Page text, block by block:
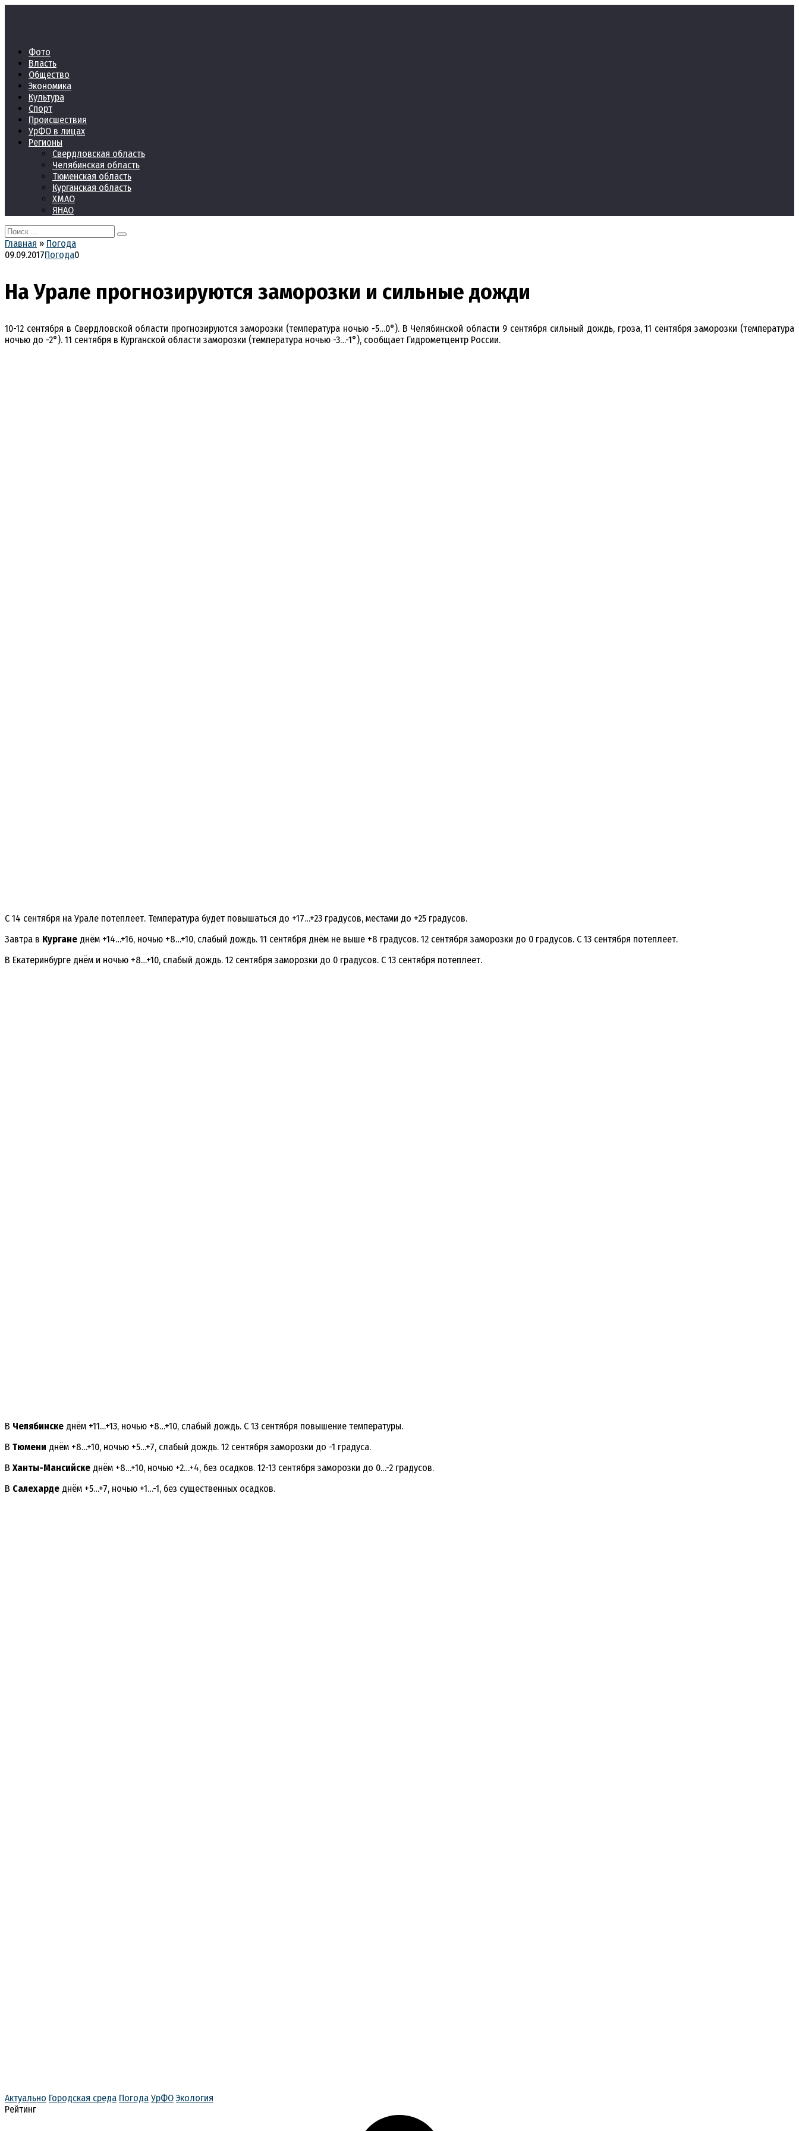
Фото
Власть
Общество
Экономика
Культура
Спорт
Происшествия
УрФО в лицах
Регионы
Свердловская область
Челябинская область
Тюменская область
Курганская область
ХМАО
ЯНАО
Search
for:
Главная » Погода
09.09.2017Погода0
На Урале прогнозируются заморозки и сильные дожди
10-12 сентября в Свердловской области прогнозируются заморозки (температура ночью -5…0°). В Челябинской области 9 сентября сильный дождь, гроза, 11 сентября заморозки (температура
ночью до -2°). 11 сентября в Курганской области заморозки (температура ночью -3…-1°), сообщает Гидрометцентр России.
С 14 сентября на Урале потеплеет. Температура будет повышаться до +17…+23 градусов, местами до +25 градусов.
Завтра в Кургане днём +14…+16, ночью +8…+10, слабый дождь. 11 сентября днём не выше +8 градусов. 12 сентября заморозки до 0 градусов. С 13 сентября потеплеет.
В Екатеринбурге днём и ночью +8…+10, слабый дождь. 12 сентября заморозки до 0 градусов. С 13 сентября потеплеет.
В Челябинске днём +11…+13, ночью +8…+10, слабый дождь. С 13 сентября повышение температуры.
В Тюмени днём +8…+10, ночью +5…+7, слабый дождь. 12 сентября заморозки до -1 градуса.
В Ханты-Мансийске днём +8…+10, ночью +2…+4, без осадков. 12-13 сентября заморозки до 0…-2 градусов.
В Салехарде днём +5…+7, ночью +1…-1, без существенных осадков.
Актуально Городская среда Погода УрФО Экология
Рейтинг